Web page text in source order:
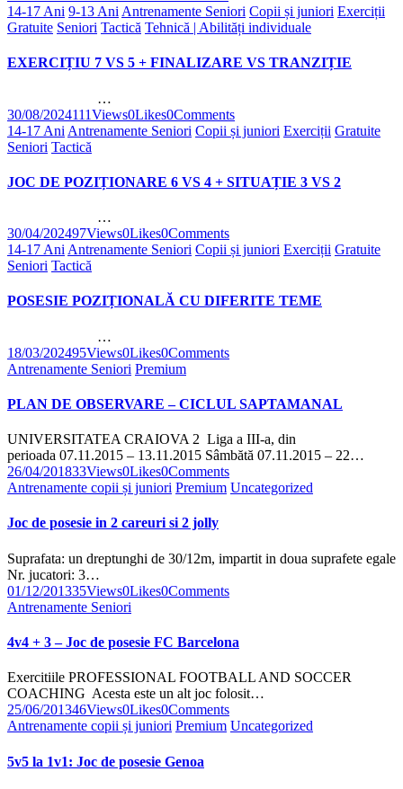
14-17 Ani 9-13 Ani Antrenamente Seniori Copii și juniori Exerciții
Gratuite Seniori Tactică Tehnică | Abilități individuale
EXERCIȚIU 7 VS 5 + FINALIZARE VS TRANZIȚIE
…
30/08/2024111Views0Likes0Comments
14-17 Ani Antrenamente Seniori Copii și juniori Exerciții Gratuite
Seniori Tactică
JOC DE POZIȚIONARE 6 VS 4 + SITUAȚIE 3 VS 2
…
30/04/202497Views0Likes0Comments
14-17 Ani Antrenamente Seniori Copii și juniori Exerciții Gratuite
Seniori Tactică
POSESIE POZIȚIONALĂ CU DIFERITE TEME
…
18/03/202495Views0Likes0Comments
Antrenamente Seniori Premium
PLAN DE OBSERVARE – CICLUL SAPTAMANAL
UNIVERSITATEA CRAIOVA 2 Liga a III-a, din
perioada 07.11.2015 – 13.11.2015 Sâmbătă 07.11.2015 – 22…
26/04/201833Views0Likes0Comments
Antrenamente copii și juniori Premium Uncategorized
Joc de posesie in 2 careuri si 2 jolly
Suprafata: un dreptunghi de 30/12m, impartit in doua suprafete egale
Nr. jucatori: 3…
01/12/201335Views0Likes0Comments
Antrenamente Seniori
4v4 + 3 – Joc de posesie FC Barcelona
Exercitiile PROFESSIONAL FOOTBALL AND SOCCER
COACHING Acesta este un alt joc folosit…
25/06/201346Views0Likes0Comments
Antrenamente copii și juniori Premium Uncategorized
5v5 la 1v1: Joc de posesie Genoa